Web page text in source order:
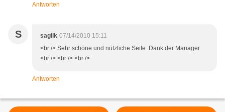
Antworten
S saglik 07/14/2010 15:11
<br /> Sehr schöne und nützliche Seite. Dank der Manager.
<br /> <br /> <br />
Antworten